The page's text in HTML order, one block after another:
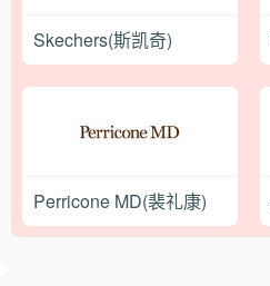
Skechers(斯凯奇)
Perricone MD(裴礼康)